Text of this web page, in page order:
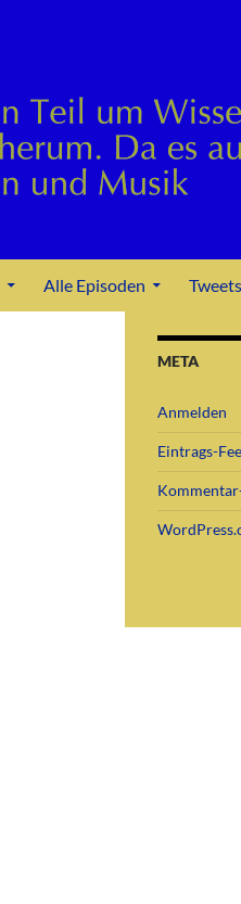
Alle Episoden Tweets
META
Anmelden
Eintrags-